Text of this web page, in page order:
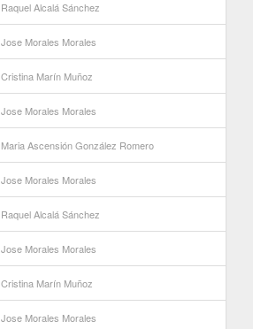
Raquel Alcalá Sánchez
Jose Morales Morales
Cristina Marín Muñoz
Jose Morales Morales
Maria Ascensión González Romero
Jose Morales Morales
Raquel Alcalá Sánchez
Jose Morales Morales
Cristina Marín Muñoz
Jose Morales Morales